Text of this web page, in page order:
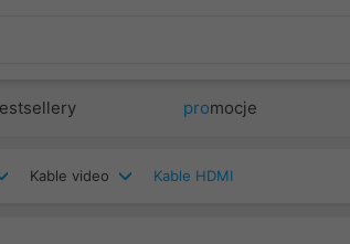
promocje
Kable video Kable HDMI